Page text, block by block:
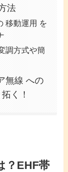
法
移動運用 を
調方式や簡
無線 への
く！
？EHF帯